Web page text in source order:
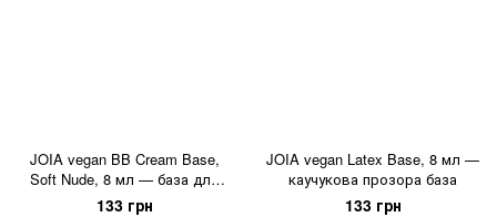
JOIA vegan BB Cream Base,
Soft Nude, 8 мл — база для
гель-лаку камуфлююча
133 грн
JOIA vegan Latex Base, 8 мл —
каучукова прозора база
133 грн